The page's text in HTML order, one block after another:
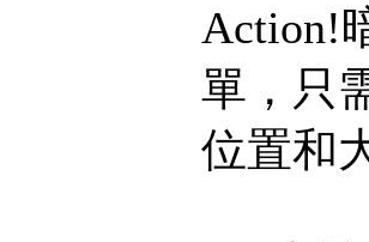
Action!
單，只
位置和